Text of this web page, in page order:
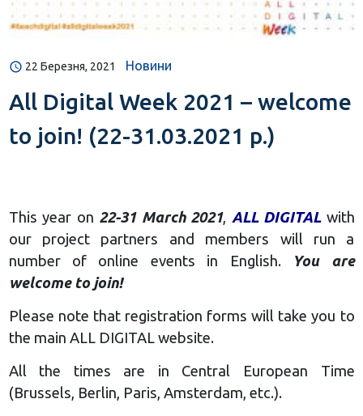
22 Березня, 2021 Новини
All Digital Week 2021 – welcome
to join! (22-31.03.2021 р.)
This year on 22-31 March 2021, ALL DIGITALwith
our project partners and members will run a
number of online events in English.
You are
welcome to join!
Please note that registration forms will take you to
the main ALL DIGITAL website.
All the times are in Central European Time
(Brussels, Berlin, Paris, Amsterdam, etc.).